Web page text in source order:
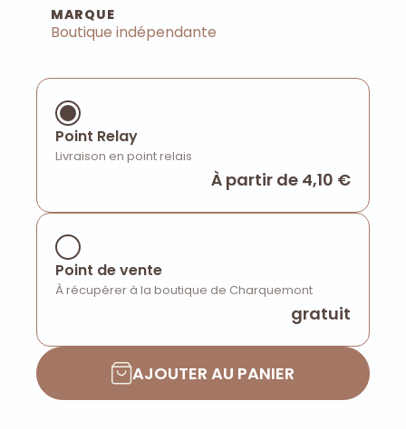
MARQUE
Boutique indépendante
Point Relay
Livraison en point relais
À partir de 4,10 €
Point de vente
À récupérer à la boutique de Charquemont
gratuit
AJOUTER AU PANIER